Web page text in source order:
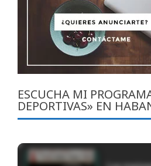
ESCUCHA MI
DEPORTIVAS» EN